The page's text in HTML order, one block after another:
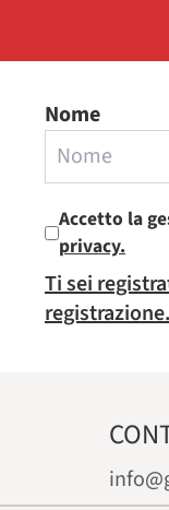
Nome
Accetto la
privacy.
Ti sei